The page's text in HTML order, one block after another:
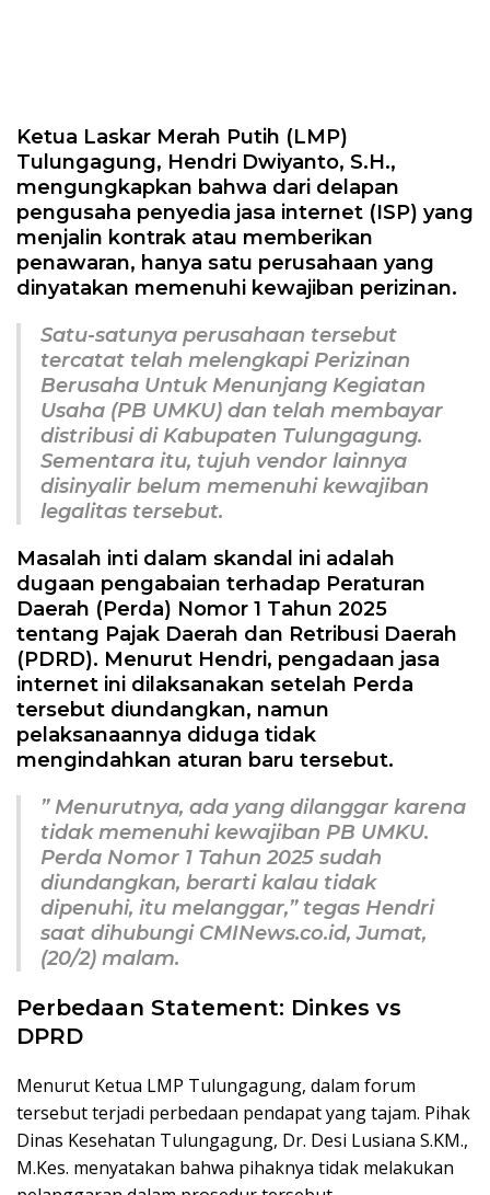
Ketua Laskar Merah Putih (LMP)
Tulungagung, Hendri Dwiyanto, S.H.,
mengungkapkan bahwa dari delapan
pengusaha penyedia jasa internet (ISP) yang
menjalin kontrak atau memberikan
penawaran, hanya satu perusahaan yang
dinyatakan memenuhi kewajiban perizinan.
Satu-satunya perusahaan tersebut
tercatat telah melengkapi Perizinan
Berusaha Untuk Menunjang Kegiatan
Usaha (PB UMKU) dan telah membayar
distribusi di Kabupaten Tulungagung.
Sementara itu, tujuh vendor lainnya
disinyalir belum memenuhi kewajiban
legalitas tersebut.
Masalah inti dalam skandal ini adalah
dugaan pengabaian terhadap Peraturan
Daerah (Perda) Nomor 1 Tahun 2025
tentang Pajak Daerah dan Retribusi Daerah
(PDRD). Menurut Hendri, pengadaan jasa
internet ini dilaksanakan setelah Perda
tersebut diundangkan, namun
pelaksanaannya diduga tidak
mengindahkan aturan baru tersebut.
” Menurutnya, ada yang dilanggar karena
tidak memenuhi kewajiban PB UMKU.
Perda Nomor 1 Tahun 2025 sudah
diundangkan, berarti kalau tidak
dipenuhi, itu melanggar,” tegas Hendri
saat dihubungi CMINews.co.id, Jumat,
(20/2) malam.
Perbedaan Statement: Dinkes vs
DPRD
Menurut Ketua LMP Tulungagung, dalam forum
tersebut terjadi perbedaan pendapat yang tajam. Pihak
Dinas Kesehatan Tulungagung, Dr. Desi Lusiana S.KM.,
M.Kes. menyatakan bahwa pihaknya tidak melakukan